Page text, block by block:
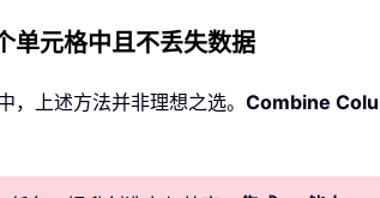
单元格中且不丢失数据
上述方法并非理想之选。 Combine